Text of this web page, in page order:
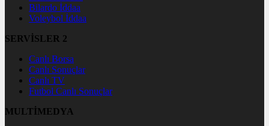
Bilardo İddaa
Voleybol İddaa
SERVİSLER 2
Canlı Borsa
Canlı Sonuçlar
Canlı TV
Futbol Canlı Sonuçlar
MULTİMEDYA